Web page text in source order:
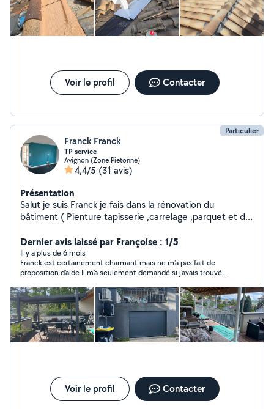
Voir le profil Contacter
Particulier
Franck Franck
TP service
Avignon (Zone Pietonne)
4,4/5 (31 avis)
Présentation
Salut je suis Franck je fais dans la rénovation du
bâtiment ( Pienture tapisserie ,carrelage ,parquet et du
contacter pour vos services
Dernier avis laissé par Françoise : 1/5
Il y a plus de 6 mois
Franck est certainement charmant mais ne m'a pas fait de
proposition d'aide Il m'a seulement demandé si j'avais trouvé
n'ai pas eu de retour.Etonnant !! Il n'y a aucune prestation à
évaluer
Voir le profil Contacter